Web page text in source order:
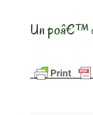
Un poâ€™